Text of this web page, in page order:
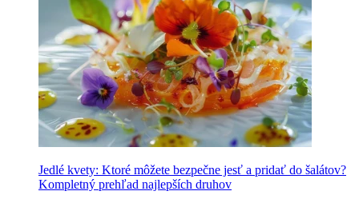
Jedlé kvety: Ktoré môžete bezpečne jesť a pridať do šalátov?
Kompletný prehľad najlepších druhov